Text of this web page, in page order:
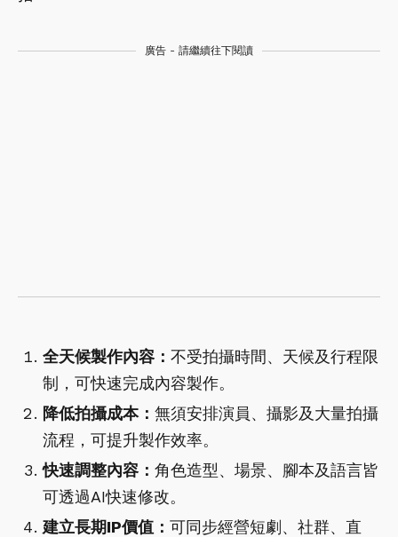
廣告 - 請繼續往下閱讀
全天候製作內容： 不受拍攝時間、天候及行程限
制，可快速完成內容製作。
降低拍攝成本： 無須安排演員、攝影及大量拍攝
流程，可提升製作效率。
快速調整內容： 角色造型、場景、腳本及語言皆
可透過AI快速修改。
建立長期IP價值： 可同步經營短劇、社群、直